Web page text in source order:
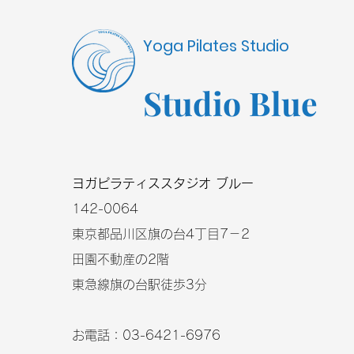
Yoga Pilates Studio
Studio Blue
​ヨガピラティススタジオ ブルー
​142-0064
東京都品川区旗の台4丁目7－2
田園不動産の2階
東急線旗の台駅徒歩3分
お電話：03-6421-6976